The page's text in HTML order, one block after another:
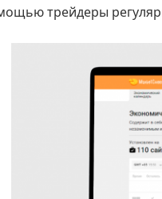
трейдеры